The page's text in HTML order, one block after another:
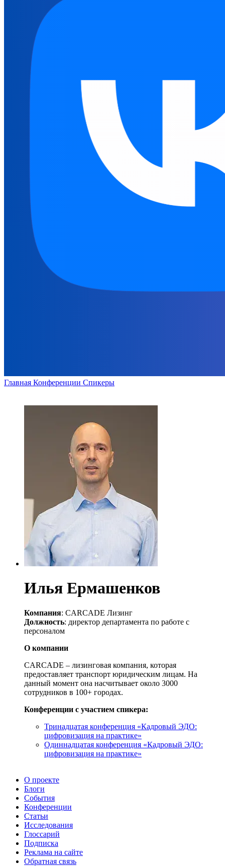
Главная Конференции Спикеры
Илья Ермашенков
Компания: CARCADE Лизинг
Должность: директор департамента по работе с
персоналом
О компании
CARCADE – лизинговая компания, которая
предоставляет транспорт юридическим лицам. На
данный момент она насчитывает около 3000
сотрудников в 100+ городах.
Конференции с участием спикера:
Тринадцатая конференция «Кадровый ЭДО:
цифровизация на практике»
Одиннадцатая конференция «Кадровый ЭДО:
цифровизация на практике»
О проекте
Блоги
События
Конференции
Статьи
Исследования
Глоссарий
Подписка
Реклама на сайте
Обратная связь